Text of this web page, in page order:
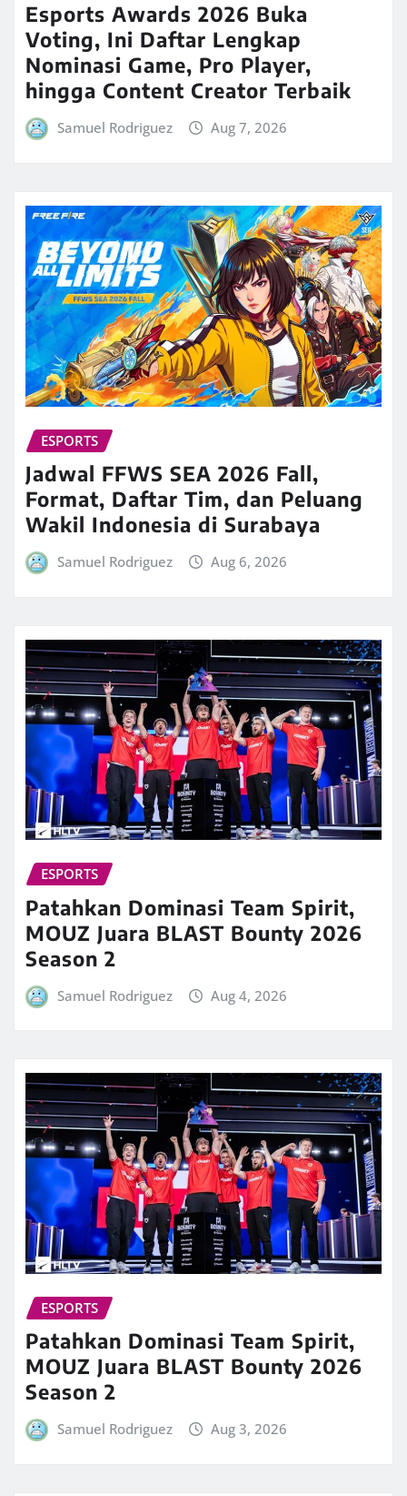
Esports Awards 2026 Buka
Voting, Ini Daftar Lengkap
Nominasi Game, Pro Player,
hingga Content Creator Terbaik
Samuel Rodriguez Aug 7, 2026
ESPORTS
Jadwal FFWS SEA 2026 Fall,
Format, Daftar Tim, dan Peluang
Wakil Indonesia di Surabaya
Samuel Rodriguez Aug 6, 2026
ESPORTS
Patahkan Dominasi Team Spirit,
MOUZ Juara BLAST Bounty 2026
Season 2
Samuel Rodriguez Aug 4, 2026
ESPORTS
Patahkan Dominasi Team Spirit,
MOUZ Juara BLAST Bounty 2026
Season 2
Samuel Rodriguez Aug 3, 2026